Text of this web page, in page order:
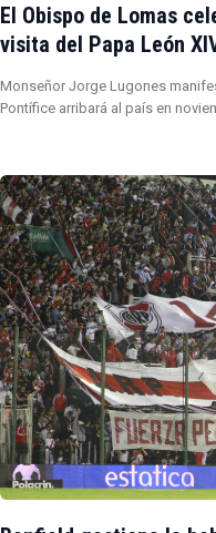
El Obispo de Lomas
visita del Papa León
Monseñor Jorge Lugones
Pontífice arribará al país en